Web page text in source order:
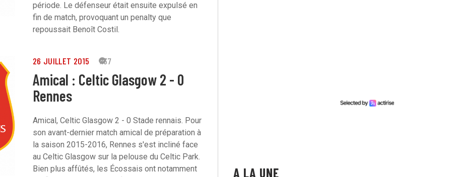
période. Le défenseur était ensuite expulsé en
fin de match, provoquant un penalty que
repoussait Benoît Costil.
26 JUILLET 2015 137
Amical : Celtic Glasgow 2 - 0
Rennes
Amical, Celtic Glasgow 2 - 0 Stade rennais. Pour
son avant-dernier match amical de préparation à
la saison 2015-2016, Rennes s'est incliné face
au Celtic Glasgow sur la pelouse du Celtic Park.
Bien plus affûtés, les Écossais ont notamment
A LA UNE